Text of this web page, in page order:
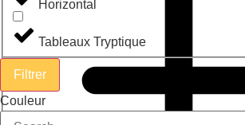
Horizontal
Tableaux Tryptique
Filtrer
Couleur